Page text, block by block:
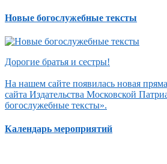
Новые богослужебные тексты
Дорогие братья и сестры!
На нашем сайте появилась новая
сайта Издательства Московской
богослужебные тексты».
Календарь мероприятий